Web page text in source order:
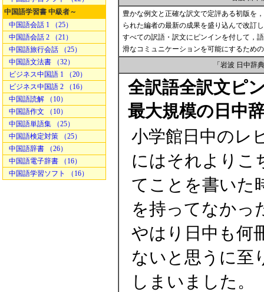
中国語学習書 中級者～
中国語会話 1 （25）
中国語会話 2 （21）
中国語旅行会話 （25）
中国語文法書 （32）
ビジネス中国語 1 （20）
ビジネス中国語 2 （16）
中国語読解 （10）
中国語作文 （10）
中国語単語集 （25）
中国語検定対策 （25）
中国語辞書 （26）
中国語電子辞書 （16）
中国語学習ソフト （16）
豊かな例文と正確な訳文で定評ある初版を
られた編者の最新の成果を盛り込んで改訂
すべての訳語・訳文にピンインを付して，
滑なコミュニケーションを可能にするため
「岩波 日中辞
全訳語全訳文ピ
最大規模の日中
小学館日中のレ
にはそれよりこ
てことを書いた
を持ってなかっ
やはり日中も何
ないと思うに至
しまいました。